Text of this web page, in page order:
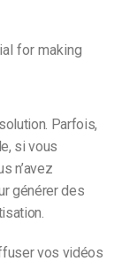
for making
Parfois,
si vous
n’avez
générer des
vos vidéos